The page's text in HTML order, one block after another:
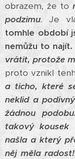
obrazem, že to
podzimu. Je
tomhle období
nemůžu to najít.
vrátit, protože
proto vznikl
a ticho, které
neklid a
žádnou podobu.
takový kousek
našla a který
něj měla radost!